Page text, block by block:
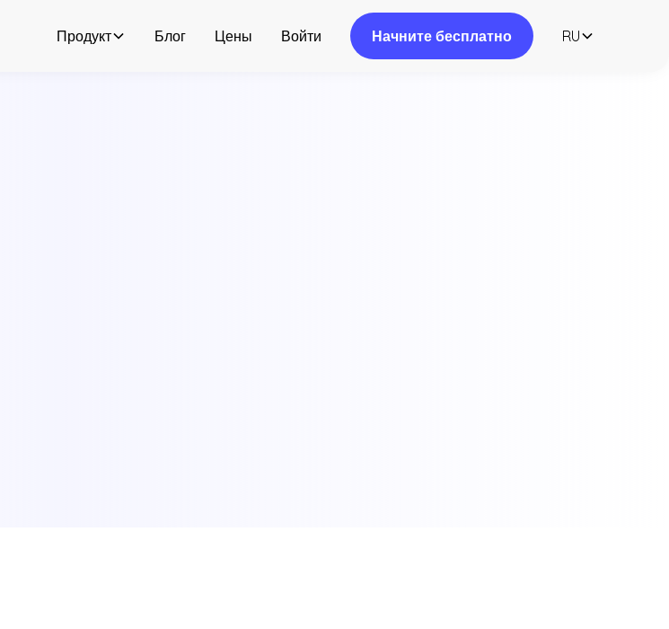
Продукт Блог Цены Войти Начните бесплатно RU